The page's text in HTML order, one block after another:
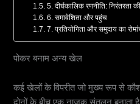
5. दीर्घकालिक रणनीति: निरंतरता की
6. समावेशिता और पहुंच
7. प्रतियोगिता और समुदाय का
पोकर बनाम अन्य खेल
कई खेलों के विपरीत जो मुख्य रूप से
दोनों के बीच एक नाजुक संतुलन बनाता